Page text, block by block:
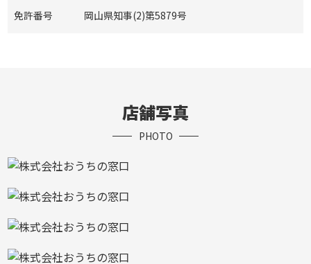
免許番号 岡山県知事(2)第5879号
店舗写真
PHOTO